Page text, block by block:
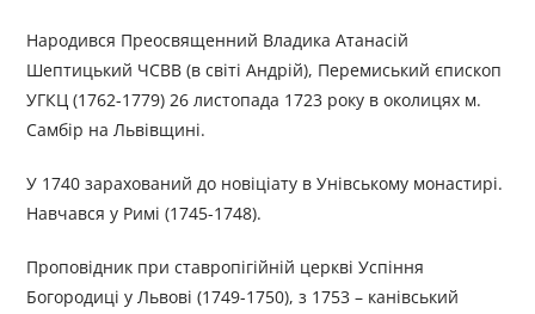
Народився Преосвященний Владика Атанасій
Шептицький ЧСВВ (в світі Андрій), Перемиський єпископ
УГКЦ (1762-1779) 26 листопада 1723 року в околицях м.
Самбір на Львівщині.
У 1740 зарахований до новіціату в Унівському монастирі.
Навчався у Римі (1745-1748).
Проповідник при ставропігійній церкві Успіння
Богородиці у Львові (1749-1750), з 1753 – канівський